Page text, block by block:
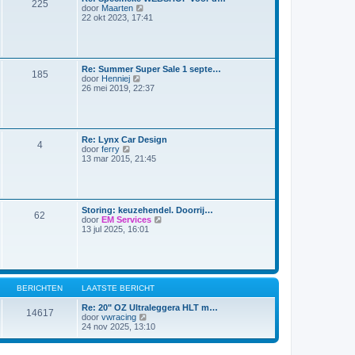
r
i
a
a
t
b
e
r
i
225
door Maarten
e
a
a
t
b
e
i
22 okt 2023, 17:41
185
Re: Summer Super Sale 1 septe…
door Henniej
e
l
a
a
t
b
e
r
i
26 mei 2019, 22:37
4
Re: Lynx Car Design
door ferry
e
a
a
t
b
e
r
i
c
h
13 mar 2015, 21:45
62
Storing: keuzehendel. Doorrij…
door EM Services
l
t
s
b
13 jul 2025, 16:01
BERICHTEN LAATSTE BERICHT
14617
Re: 20" OZ Ultraleggera HLT m…
door vwracing
e
i
24 nov 2025, 13:10